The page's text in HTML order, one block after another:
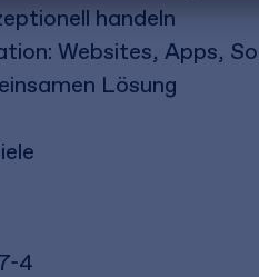
handeln
Websites, Apps,
Lösung
4